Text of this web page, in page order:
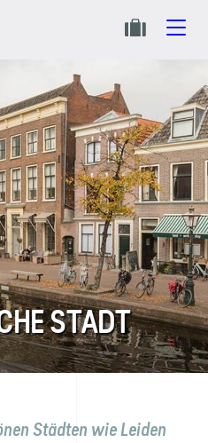
STADT
Städten wie Leiden